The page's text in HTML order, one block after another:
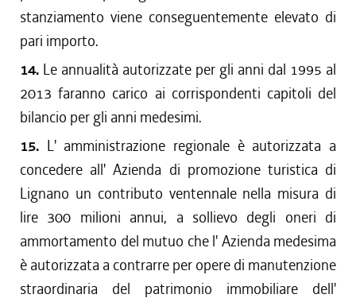
stanziamento viene conseguentemente elevato di
pari importo.
14. Le annualità autorizzate per gli anni dal 1995 al
2013 faranno carico ai corrispondenti capitoli del
bilancio per gli anni medesimi.
15. L' amministrazione regionale è autorizzata a
concedere all' Azienda di promozione turistica di
Lignano un contributo ventennale nella misura di
lire 300 milioni annui, a sollievo degli oneri di
ammortamento del mutuo che l' Azienda medesima
è autorizzata a contrarre per opere di manutenzione
straordinaria del patrimonio immobiliare dell'